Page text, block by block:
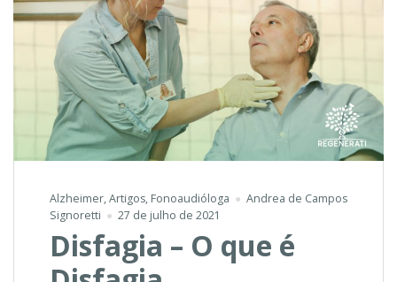
Alzheimer,Artigos, Fonoaudióloga
Andrea de Campos
Signoretti
27 de julho de 2021
Disfagia – O que é